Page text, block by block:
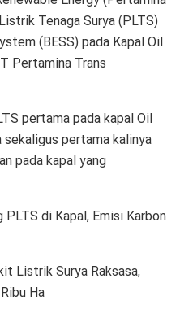
Tenaga Surya (PLTS)
(BESS) pada Kapal Oil
Pertamina Trans
pertama pada kapal Oil
sekaligus pertama kalinya
pada kapal yang
PLTS di Kapal, Emisi Karbon
Listrik Surya Raksasa,
Ha